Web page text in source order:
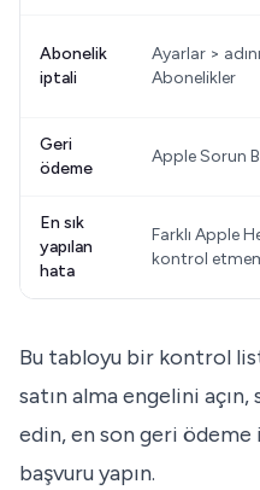
Abonelik
iptali
Ayarlar >
Abonelikler
Geri
ödeme
Apple Sorun
En sık
yapılan
hata
Farklı Apple
kontrol
Bu tabloyu bir kontrol
satın alma engelini
edin, en son geri
başvuru yapın.